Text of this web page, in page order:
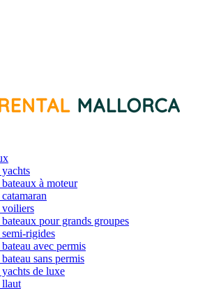
à moteur
voiliers
pour grands groupes
rigides
avec permis
sans permis
de luxe
llaut